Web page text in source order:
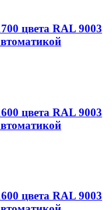
цвета RAL 9003
цвета RAL 9003
цвета RAL 9003